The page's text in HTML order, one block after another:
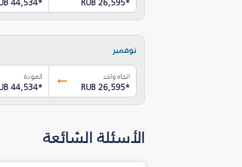
نوفمبر
اتجاه واحد
RUB 26,595*
العودة
44,534*
الأسئلة الشائعة